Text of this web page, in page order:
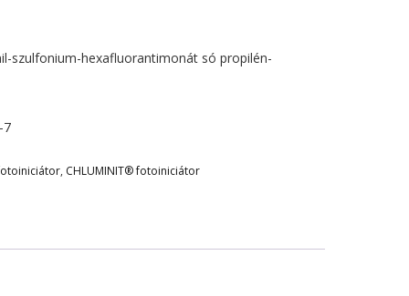
szulfonium-hexafluorantimonát só propilén-
7
, CHLUMINIT® fotoiniciátor